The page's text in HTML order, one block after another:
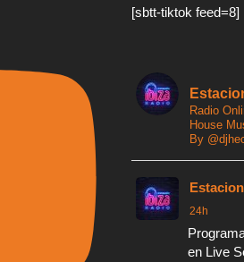
[sbtt-tiktok feed=8]
Radio
House
By
24h
en Live